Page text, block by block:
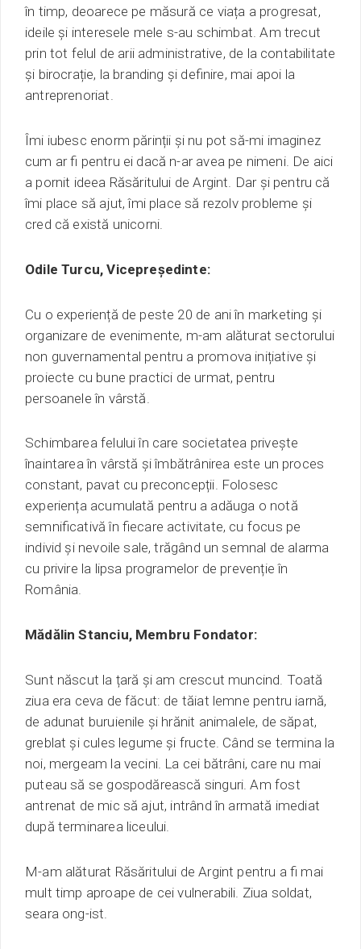
în timp, deoarece pe măsură ce viața a progresat,
ideile și interesele mele s-au schimbat. Am trecut
prin tot felul de arii administrative, de la contabilitate
și birocrație, la branding și definire, mai apoi la
antreprenoriat.
Îmi iubesc enorm părinții și nu pot să-mi imaginez
cum ar fi pentru ei dacă n-ar avea pe nimeni. De aici
a pornit ideea Răsăritului de Argint. Dar și pentru că
îmi place să ajut, îmi place să rezolv probleme și
cred că există unicorni.
Odile Turcu, Vicepreședinte:
Cu o experiență de peste 20 de ani în marketing și
organizare de evenimente, m-am alăturat sectorului
non guvernamental pentru a promova inițiative și
proiecte cu bune practici de urmat, pentru
persoanele în vârstă.
Schimbarea felului în care societatea privește
înaintarea în vârstă și îmbătrânirea este un proces
constant, pavat cu preconcepții. Folosesc
experiențaacumulată pentru a adăuga o notă
semnificativă în fiecare activitate, cu focus pe
individ și nevoile sale, trăgând un semnal de alarma
cu privire la lipsa programelor de prevenție în
România.
Mădălin Stanciu, Membru Fondator:
Sunt născut la țară și am crescut muncind. Toată
ziua era ceva de făcut: de tăiat lemne pentru iarnă,
de adunat buruienile și hrănit animalele, de săpat,
greblat și cules legume și fructe. Când se termina la
noi, mergeam la vecini. La cei bătrâni, care nu mai
puteau să se gospodărească singuri. Am fost
antrenat de mic să ajut, intrând în armată imediat
după terminarea liceului.
M-am alăturat Răsăritului de Argint pentru a fi mai
mult timp aproape de cei vulnerabili. Ziua soldat,
seara ong-ist.